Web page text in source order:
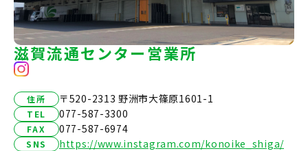
滋賀流通センター営業所
住所 〒520-2313 野洲市大篠原1601-1
TEL 077-587-3300
FAX 077-587-6974
SNS https://www.instagram.com/konoike_shiga/